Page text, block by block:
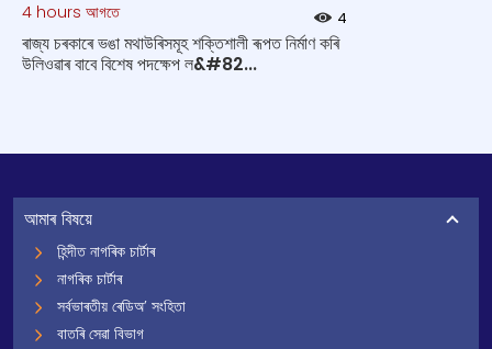
4 hours আগতে 4
ৰাজ্য চৰকাৰে ভঙা মথাউৰিসমূহ শক্তিশালী ৰূপত নিৰ্মাণ কৰি
উলিওৱাৰ বাবে বিশেষ পদক্ষেপ ল&#82...
আমাৰ বিষয়ে
হিন্দীত নাগৰিক চাৰ্টাৰ
নাগৰিক চাৰ্টাৰ
সৰ্বভাৰতীয় ৰেডিঅ’ সংহিতা
বাতৰি সেৱা বিভাগ